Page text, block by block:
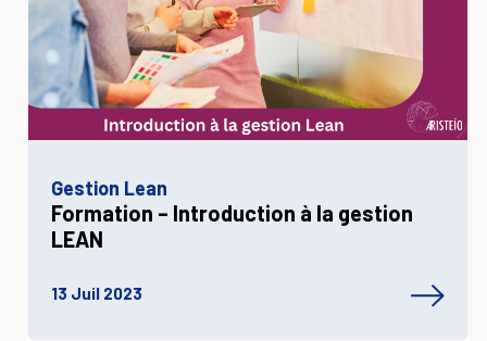
Gestion Lean
Formation – Introduction à la gestion
LEAN
13 Juil 2023